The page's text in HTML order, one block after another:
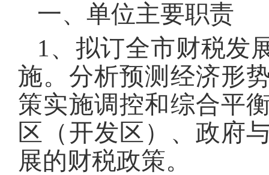
一、单位主要职责
1、拟订全市财税发
施。分析预测经济形
策实施调控和综合平
区（开发区）、政府
展的财税政策。